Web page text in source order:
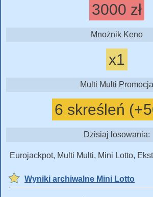
3000 zł
Mnożnik Keno
x1
Multi Multi Promocja
6 skreśleń
Dzisiaj losowania:
Eurojackpot, Multi Multi, Mini Lotto,
Wyniki archiwalne Mini Lotto